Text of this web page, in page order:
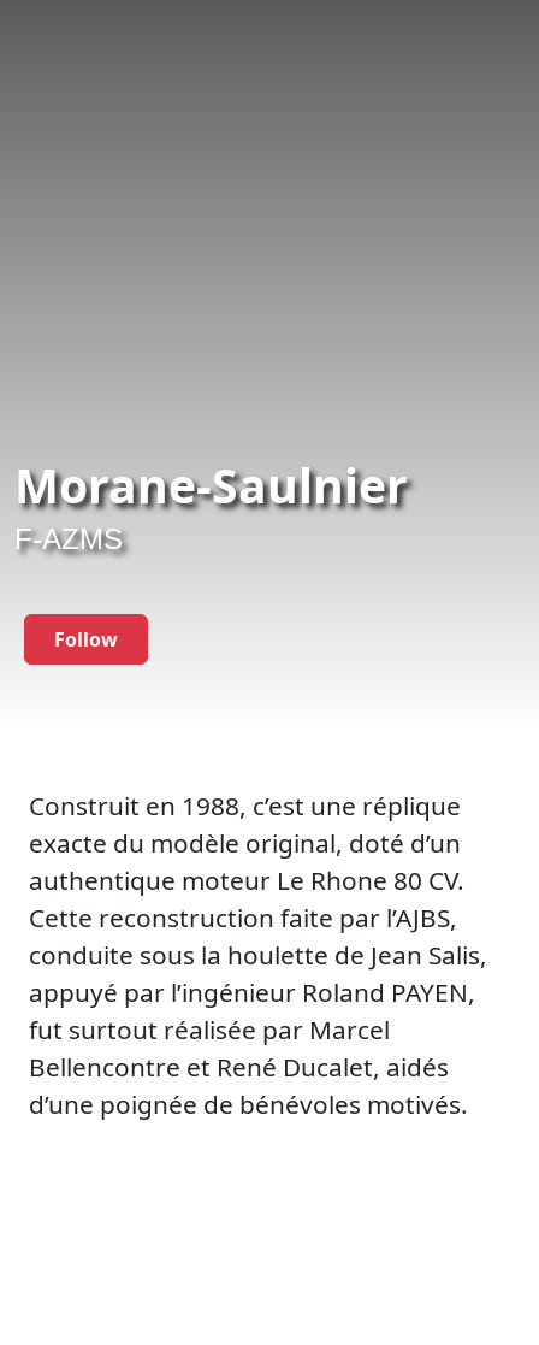
Morane-Saulnier
F-AZMS
Follow
Construit en 1988, c’est une réplique
exacte du modèle original, doté d’un
authentique moteur Le Rhone 80 CV.
Cette reconstruction faite par l’AJBS,
conduite sous la houlette de Jean Salis,
appuyé par l’ingénieur Roland PAYEN,
fut surtout réalisée par Marcel
Bellencontre et René Ducalet, aidés
d’une poignée de bénévoles motivés.